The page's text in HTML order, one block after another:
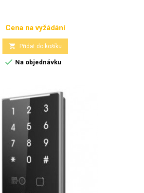
Cena
Cena na vyžádání
 Přidat do košíku
 Na objednávku